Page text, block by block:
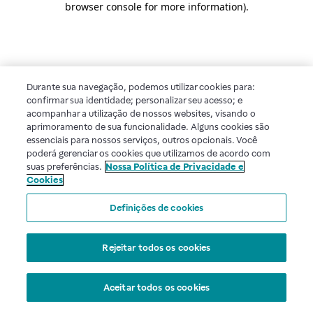
browser console for more information).
Durante sua navegação, podemos utilizar cookies para:
confirmar sua identidade; personalizar seu acesso; e
acompanhar a utilização de nossos websites, visando o
aprimoramento de sua funcionalidade. Alguns cookies são
essenciais para nossos serviços, outros opcionais. Você
poderá gerenciar os cookies que utilizamos de acordo com
suas preferências. Nossa Política de Privacidade e
Cookies
Definições de cookies
Rejeitar todos os cookies
Aceitar todos os cookies